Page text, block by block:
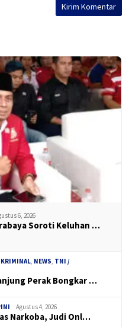
6, 2026
Soroti Keluhan …
, NEWS, TNI /
Perak Bongkar …
Agustus 4, 2026
Narkoba, Judi Onl…